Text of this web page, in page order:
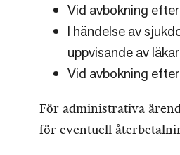
Vid avbokning
I händelse av
uppvisande av
Vid avbokning
För administrativa
för eventuell